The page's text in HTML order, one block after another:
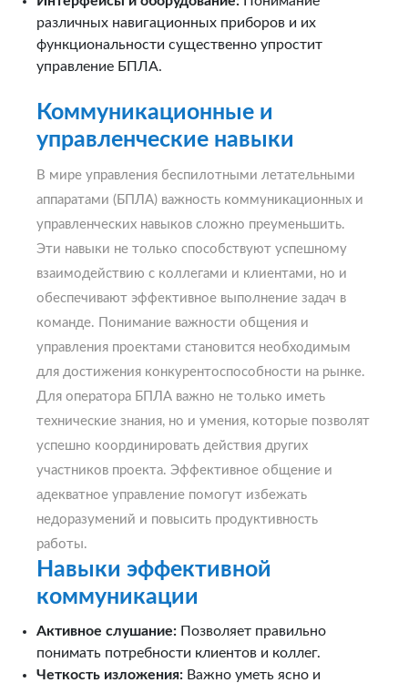
различных навигационных приборов и их
функциональности существенно упростит
управление БПЛА.
Коммуникационные и
управленческие навыки
В мире управления беспилотными летательными
аппаратами (БПЛА) важность коммуникационных и
управленческих навыков сложно преуменьшить.
Эти навыки не только способствуют успешному
взаимодействию с коллегами и клиентами, но и
обеспечивают эффективное выполнение задач в
команде. Понимание важности общения и
управления проектами становится необходимым
для достижения конкурентоспособности на рынке.
Для оператора БПЛА важно не только иметь
технические знания, но и умения, которые позволят
успешно координировать действия других
участников проекта. Эффективное общение и
адекватное управление помогут избежать
недоразумений и повысить продуктивность
работы.
Навыки эффективной
коммуникации
Активное слушание: Позволяет правильно
понимать потребности клиентов и коллег.
Четкость изложения: Важно уметь ясно и